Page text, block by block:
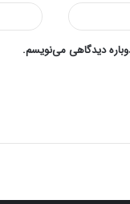
دیدگاهی می‌نویسم.